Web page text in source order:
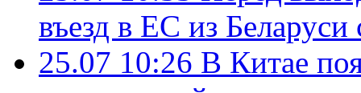
въезд в ЕС из Беларуси
25.07 10:26 В Китае